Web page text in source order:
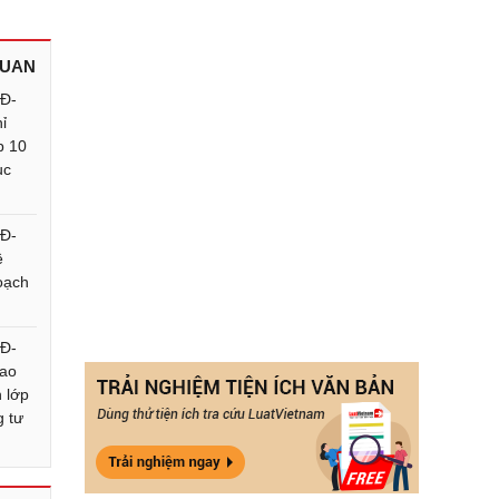
10
lớp
tư